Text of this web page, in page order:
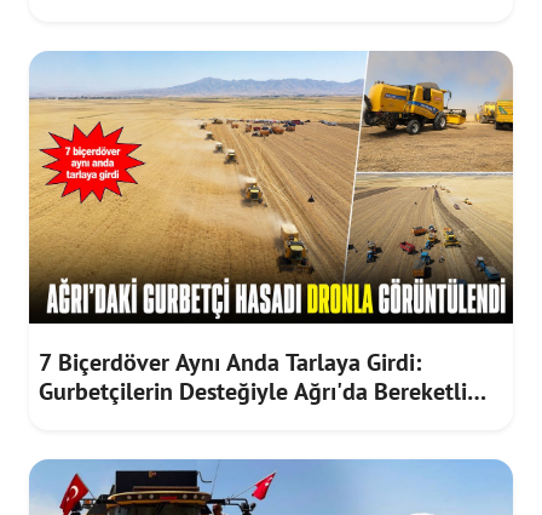
7 Biçerdöver Aynı Anda Tarlaya Girdi:
Gurbetçilerin Desteğiyle Ağrı'da Bereketli